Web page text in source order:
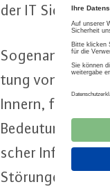
der IT
So­ge­nann­te
tung von mehr
Innern, für Bau
Bedeutung für
scher
Störungen der